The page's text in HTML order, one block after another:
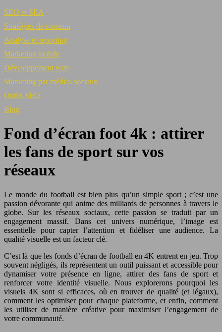
SEO et SEA
Stratégies de contenu
Analyse et reporting
Marketing mobile
Développement web
Marketing par médias sociaux
Outils SEO
Blog
Fond d’écran foot 4k : attirer
les fans de sport sur vos
réseaux
Le monde du football est bien plus qu’un simple sport ; c’est une
passion dévorante qui anime des milliards de personnes à travers le
globe. Sur les réseaux sociaux, cette passion se traduit par un
engagement massif. Dans cet univers numérique, l’image est
essentielle pour capter l’attention et fidéliser une audience. La
qualité visuelle est un facteur clé.
C’est là que les fonds d’écran de football en 4K entrent en jeu. Trop
souvent négligés, ils représentent un outil puissant et accessible pour
dynamiser votre présence en ligne, attirer des fans de sport et
renforcer votre identité visuelle. Nous explorerons pourquoi les
visuels 4K sont si efficaces, où en trouver de qualité (et légaux),
comment les optimiser pour chaque plateforme, et enfin, comment
les utiliser de manière créative pour maximiser l’engagement de
votre communauté.